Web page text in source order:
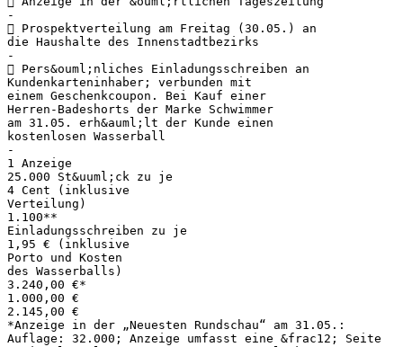
-
 Prospektverteilung am Freitag (30.05.) an
die Haushalte des Innenstadtbezirks
-
 Pers&ouml;nliches Einladungsschreiben an
Kundenkarteninhaber; verbunden mit
einem Geschenkcoupon. Bei Kauf einer
Herren-Badeshorts der Marke Schwimmer
am 31.05. erh&auml;lt der Kunde einen
kostenlosen Wasserball
-
1 Anzeige
25.000 St&uuml;ck zu je
4 Cent (inklusive
Verteilung)
1.100**
Einladungsschreiben zu je
1,95 € (inklusive
Porto und Kosten
des Wasserballs)
3.240,00 €*
1.000,00 €
2.145,00 €
*Anzeige in der „Neuesten Rundschau“ am 31.05.:
Auflage: 32.000; Anzeige umfasst eine &frac12; Seite